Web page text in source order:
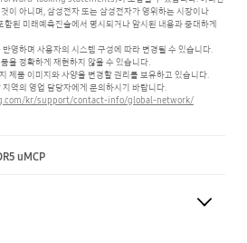
이 아니며,삼성전자 또는 삼성전자가 영위하는 시장이나
된 미래예측진술에서 명시되거나 암시된 내용과 중대하게
영하며 사용자의 시스템 구성에 따라 변경될 수 있습니다.
을 정확하게 재현하지 않을 수 있습니다.
제품 이미지와 사양을 변경할 권리를 보유하고 있습니다.
역의 영업 담당자에게 문의하시기 바랍니다.
kr/support/contact-info/global-network/
uMCP